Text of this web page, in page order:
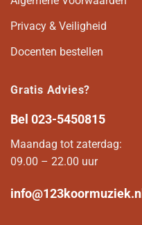
Privacy & Veiligheid
Docenten bestellen
Gratis Advies?
Bel 023-5450815
Maandag tot zaterdag:
09.00 – 22.00 uur
info@123koormuziek.nl